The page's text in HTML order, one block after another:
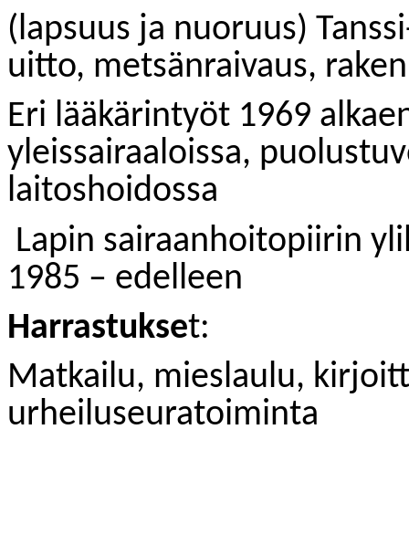
(lapsuus ja nuoruus)
uitto, metsänraivaus,
Eri lääkärintyöt 1969
yleissairaaloissa,
laitoshoidossa
Lapin sairaanhoitopiirin
1985 – edelleen
Harrastukset:
Matkailu, mieslaulu,
urheiluseuratoiminta